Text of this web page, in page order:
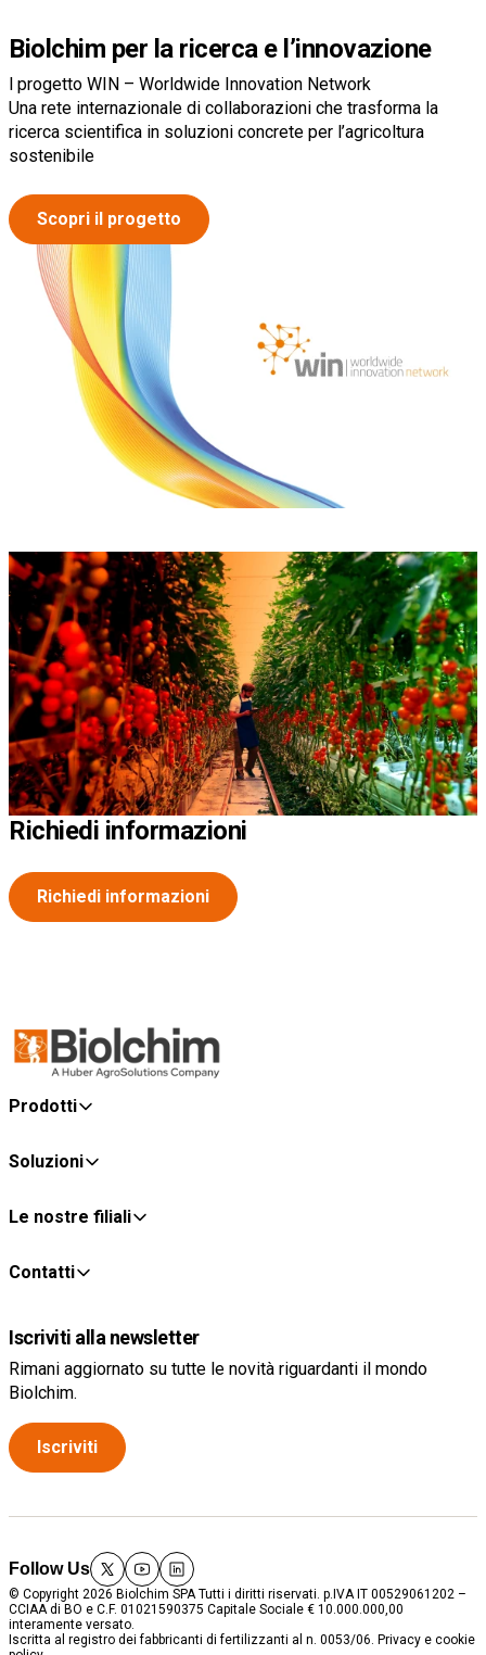
Biolchim per la ricerca e l’innovazione
l progetto WIN – Worldwide Innovation Network
Una rete internazionale di collaborazioni che trasforma la
ricerca scientifica in soluzioni concrete per l’agricoltura
sostenibile
Scopri il progetto
Richiedi informazioni
Richiedi informazioni
Prodotti
Soluzioni
Le nostre filiali
Contatti
Iscriviti alla newsletter
Rimani aggiornato su tutte le novità riguardanti il mondo
Biolchim.
Iscriviti
Follow Us
twitteryoutube
linkedin
© Copyright 2026 Biolchim SPA Tutti i diritti riservati. p.IVA IT 00529061202 –
CCIAA di BO e C.F. 01021590375 Capitale Sociale € 10.000.000,00
interamente versato.
Iscritta al registro dei fabbricanti di fertilizzanti al n. 0053/06. Privacy e cookie